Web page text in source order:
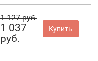
1 127 руб.
1 037
руб.
Купить